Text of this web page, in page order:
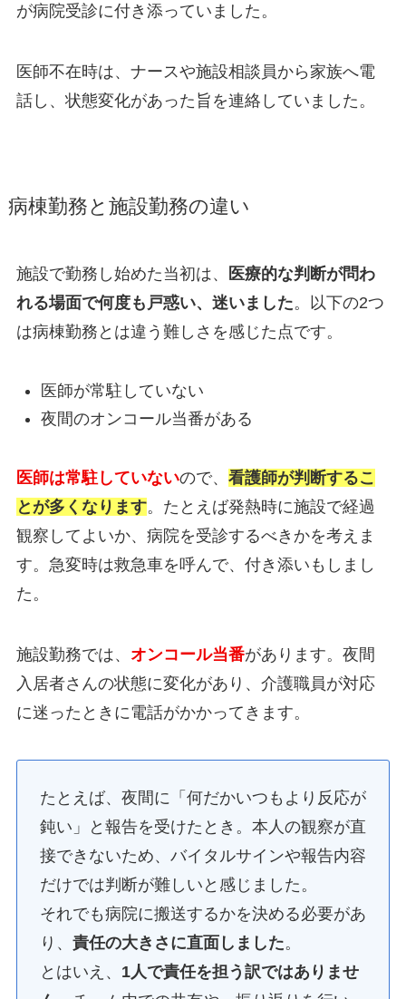
が病院受診に付き添っていました。
医師不在時は、ナースや施設相談員から家族へ電
話し、状態変化があった旨を連絡していました。
病棟勤務と施設勤務の違い
施設で勤務し始めた当初は、
医療的な判断が問わ
れる場面で何度も戸惑い、迷いました。以下の2つ
は病棟勤務とは違う難しさを感じた点です。
医師が常駐していない
夜間のオンコール当番がある
医師は常駐していないので、 看護師が判断するこ
とが多くなります。たとえば発熱時に施設で経過
観察してよいか、病院を受診するべきかを考えま
す。急変時は救急車を呼んで、付き添いもしまし
た。
施設勤務では、 オンコール当番があります。夜間
入居者さんの状態に変化があり、介護職員が対応
に迷ったときに電話がかかってきます。
たとえば、夜間に「何だかいつもより反応が
鈍い」と報告を受けたとき。本人の観察が直
接できないため、バイタルサインや報告内容
だけでは判断が難しいと感じました。
それでも病院に搬送するかを決める必要があ
り、 責任の大きさに直面しました。
とはいえ、 1人で責任を担う訳ではありませ